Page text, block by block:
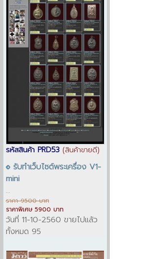
รหัสสินค้า PRD53 (สินค้าขายดี)
รับทำเว็บไซต์พระเครื่อง V1-
mini
...
ราคา 9500 บาท
ราคาพิเศษ 5900 บาท
วันที่ 11-10-2560 ขายไปแล้ว
ทั้งหมด 95